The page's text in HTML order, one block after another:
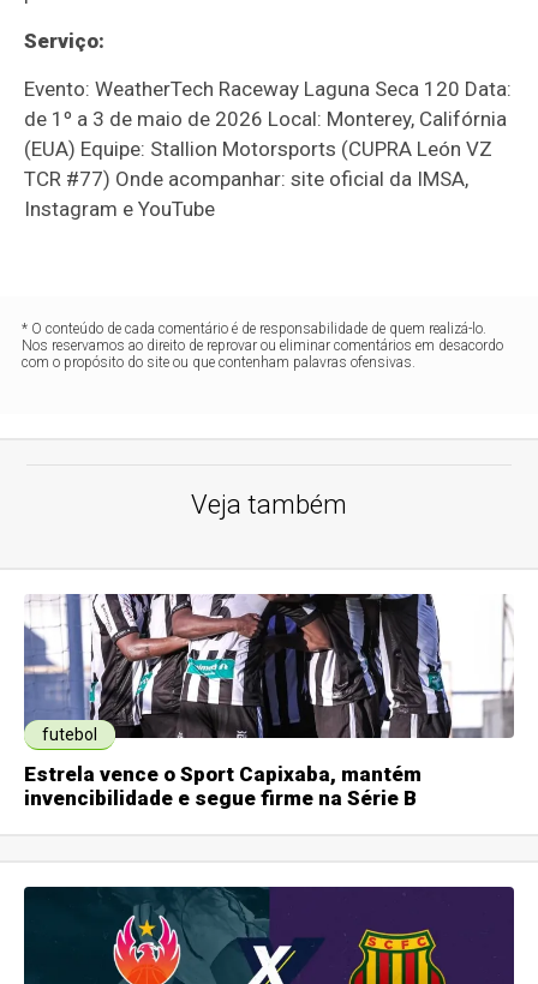
Serviço:
Evento: WeatherTech Raceway Laguna Seca 120 Data:
de 1º a 3 de maio de 2026 Local: Monterey, Califórnia
(EUA) Equipe: Stallion Motorsports (CUPRA León VZ
TCR #77) Onde acompanhar: site oficial da IMSA,
Instagram e YouTube
* O conteúdo de cada comentário é de responsabilidade de quem realizá-lo.
Nos reservamos ao direito de reprovar ou eliminar comentários em desacordo
com o propósito do site ou que contenham palavras ofensivas.
Veja também
futebol
Estrela vence o Sport Capixaba, mantém
invencibilidade e segue firme na Série B